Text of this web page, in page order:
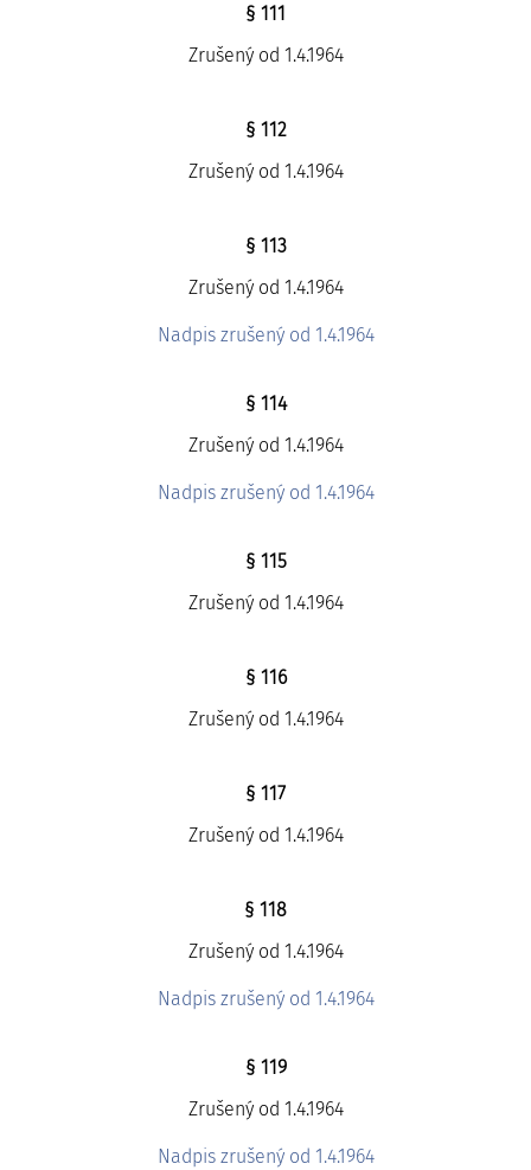
§ 111
Zrušený od 1.4.1964
§ 112
Zrušený od 1.4.1964
§ 113
Zrušený od 1.4.1964
Nadpis zrušený od 1.4.1964
§ 114
Zrušený od 1.4.1964
Nadpis zrušený od 1.4.1964
§ 115
Zrušený od 1.4.1964
§ 116
Zrušený od 1.4.1964
§ 117
Zrušený od 1.4.1964
§ 118
Zrušený od 1.4.1964
Nadpis zrušený od 1.4.1964
§ 119
Zrušený od 1.4.1964
Nadpis zrušený od 1.4.1964